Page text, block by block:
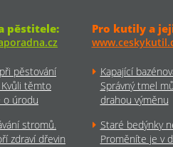
pěstitele:
pěstování
těmto
o úrodu
stromů.
zdraví dřevin
Pro kutily a
Kapající
Správný tmel
drahou výměnu
Staré bedýnky
Proměníte je v